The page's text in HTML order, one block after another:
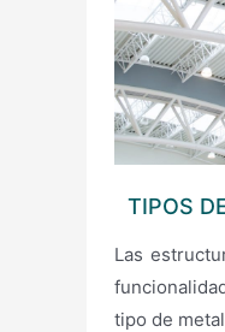
TIPOS
Las
tipo de